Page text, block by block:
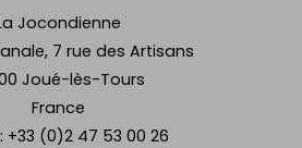
Jocondienne
7 rue des Artisans
Joué-lès-Tours
France
+33 (0)2 47 53 00 26